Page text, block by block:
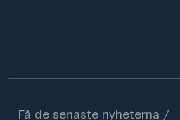
Få de senaste nyheterna